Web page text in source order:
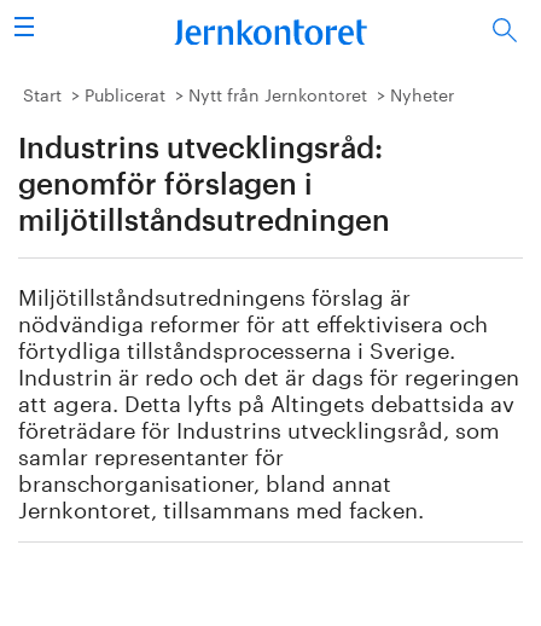
Sök
Stålindustrin
Vision 2050
Forskning/utbildning
Vi tycker
Publicerat
Bildbank
Om oss
Start Publicerat Nytt från Jernkontoret Nyheter
Industrins utvecklingsråd:
genomför förslagen i
miljötillståndsutredningen
Miljötillståndsutredningens förslag är
nödvändiga reformer för att effektivisera och
förtydliga tillståndsprocesserna i Sverige.
Industrin är redo och det är dags för regeringen
att agera. Detta lyfts på Altingets debattsida av
företrädare för Industrins utvecklingsråd, som
samlar representanter för
branschorganisationer, bland annat
Jernkontoret, tillsammans med facken.